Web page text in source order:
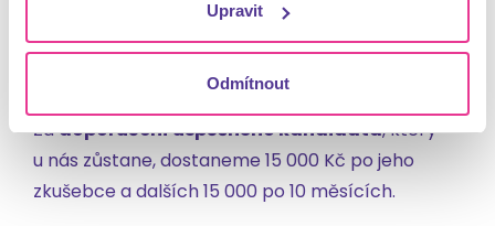
Upravit
Odmítnout
Doporučím nového kolegu, dostanu
Zadoporučení úspěšného kandidáta, který
u nás zůstane, dostaneme 15 000 Kč po jeho
zkušebce a dalších 15 000 po 10 měsících.